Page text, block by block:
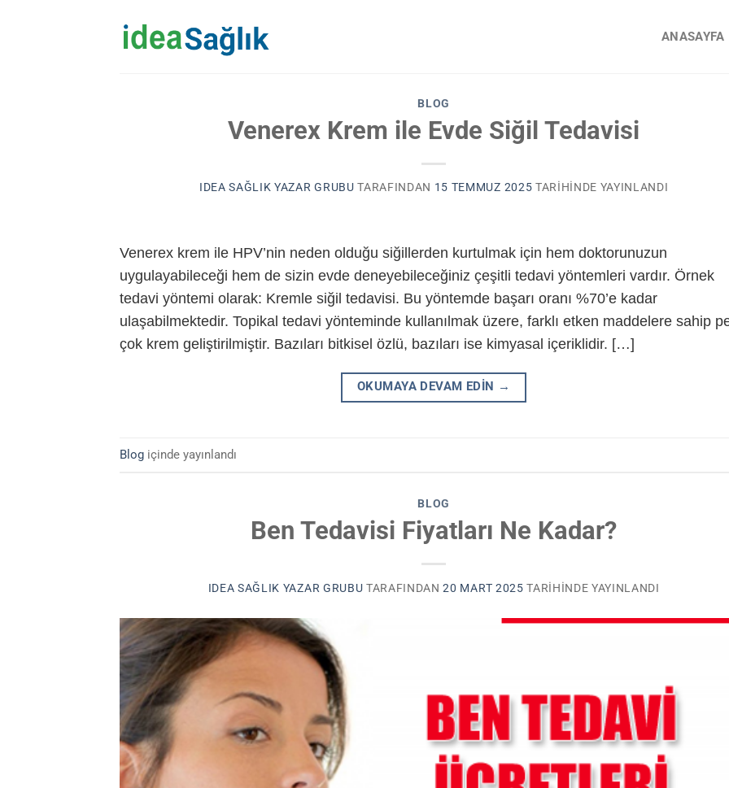
ANASAYFA
BLOG
Venerex Krem ile Evde Siğil Tedavisi
IDEA SAĞLIK YAZAR GRUBU TARAFINDAN 15 TEMMUZ 2025 TARIHINDE YAYINLANDI
Venerex krem ile HPV’nin neden olduğu siğillerden kurtulmak için hem doktorunuzun
uygulayabileceği hem de sizin evde deneyebileceğiniz çeşitli tedavi yöntemleri vardır. Örnek
tedavi yöntemi olarak: Kremle siğil tedavisi. Bu yöntemde başarı oranı %70’e kadar
ulaşabilmektedir. Topikal tedavi yönteminde kullanılmak üzere, farklı etken maddelere sahip
çok krem geliştirilmiştir. Bazıları bitkisel özlü, bazıları ise kimyasal içeriklidir. […]
OKUMAYA DEVAM EDIN →
Blog içinde yayınlandı
BLOG
Ben Tedavisi Fiyatları Ne Kadar?
IDEA SAĞLIK YAZAR GRUBU TARAFINDAN 20 MART 2025 TARIHINDE YAYINLANDI